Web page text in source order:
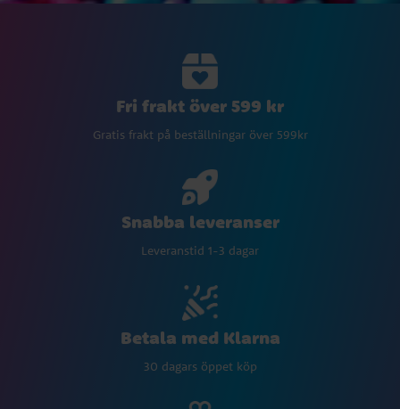
Fri frakt över 599 kr
Gratis frakt på beställningar över 599kr
Snabba leveranser
Leveranstid 1-3 dagar
Betala med Klarna
30 dagars öppet köp